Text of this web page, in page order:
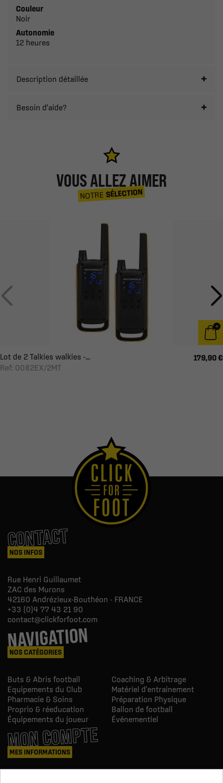
Couleur
Noir
Autonomie
12 heures
Description détaillée
Besoin d'aide?
VOUS ALLEZ AIMER
NOTRESÉLECTION
Lot de 2 Talkies walkies -...
Ref: 0082EX/2MT
179,90 €
CONTACT
NOS INFOS
Rue Henri Guillaumet
ZAC des Murons
42160 Andrézieux-Bouthéon - FRANCE
+33 (0)4 77 43 21 90
contact@clickforfoot.com
NAVIGATION
NOS CATÉGORIES
Buts & Abris football
Coaching & Arbitrage
Equipements du Club
Matériel d'entrainement
Pharmacie & Soins
Préparation Physique
Proprio & réeducation
Ballon de football
Équipements du joueur
Événementiel
MON COMPTE
MES INFORMATIONS